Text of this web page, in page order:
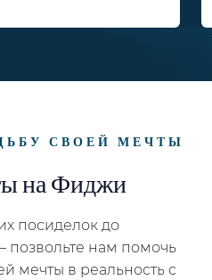
СВОЕЙ МЕЧТЫ
на Фиджи
посиделок до
позвольте нам помочь
мечты в реальность с